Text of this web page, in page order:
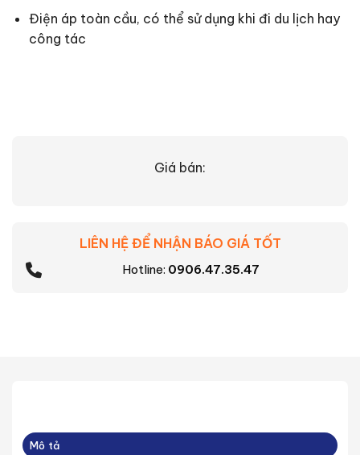
Điện áp toàn cầu, có thể sử dụng khi đi du lịch hay
công tác
Giá bán:
LIÊN HỆ ĐỂ NHẬN BÁO GIÁ TỐT
Hotline: 0906.47.35.47
Mô tả